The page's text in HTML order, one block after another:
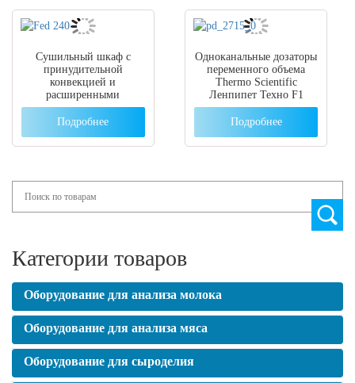
Сушильный шкаф с
принудительной
конвекцией и
расширенными
функциями таймера FED
240, Binder
Подробнее
Одноканальные дозаторы
переменного объема
Thermo Scientific
Ленпипет Техно F1
Подробнее
Категории товаров
Оборудование для анализа молока
Оборудование для анализа мяса
Оборудование для сыроделия